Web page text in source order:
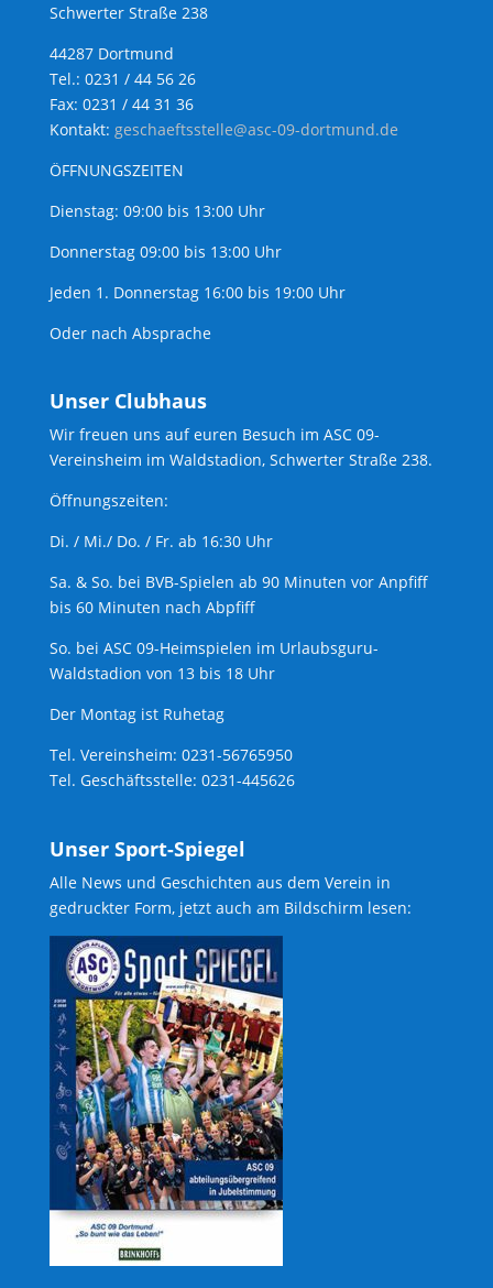
Schwerter Straße 238
44287 Dortmund
Tel.: 0231 / 44 56 26
Fax: 0231 / 44 31 36
Kontakt: geschaeftsstelle@asc-09-dortmund.de
ÖFFNUNGSZEITEN
Dienstag: 09:00 bis 13:00 Uhr
Donnerstag 09:00 bis 13:00 Uhr
Jeden 1. Donnerstag 16:00 bis 19:00 Uhr
Oder nach Absprache
Unser Clubhaus
Wir freuen uns auf euren Besuch im ASC 09-
Vereinsheim im Waldstadion, Schwerter Straße 238.
Öffnungszeiten:
Di. / Mi./ Do. / Fr. ab 16:30 Uhr
Sa. & So. bei BVB-Spielen ab 90 Minuten vor Anpfiff
bis 60 Minuten nach Abpfiff
So. bei ASC 09-Heimspielen im Urlaubsguru-
Waldstadion von 13 bis 18 Uhr
Der Montag ist Ruhetag
Tel. Vereinsheim: 0231-56765950
Tel. Geschäftsstelle: 0231-445626
Unser Sport-Spiegel
Alle News und Geschichten aus dem Verein in
gedruckter Form, jetzt auch am Bildschirm lesen: